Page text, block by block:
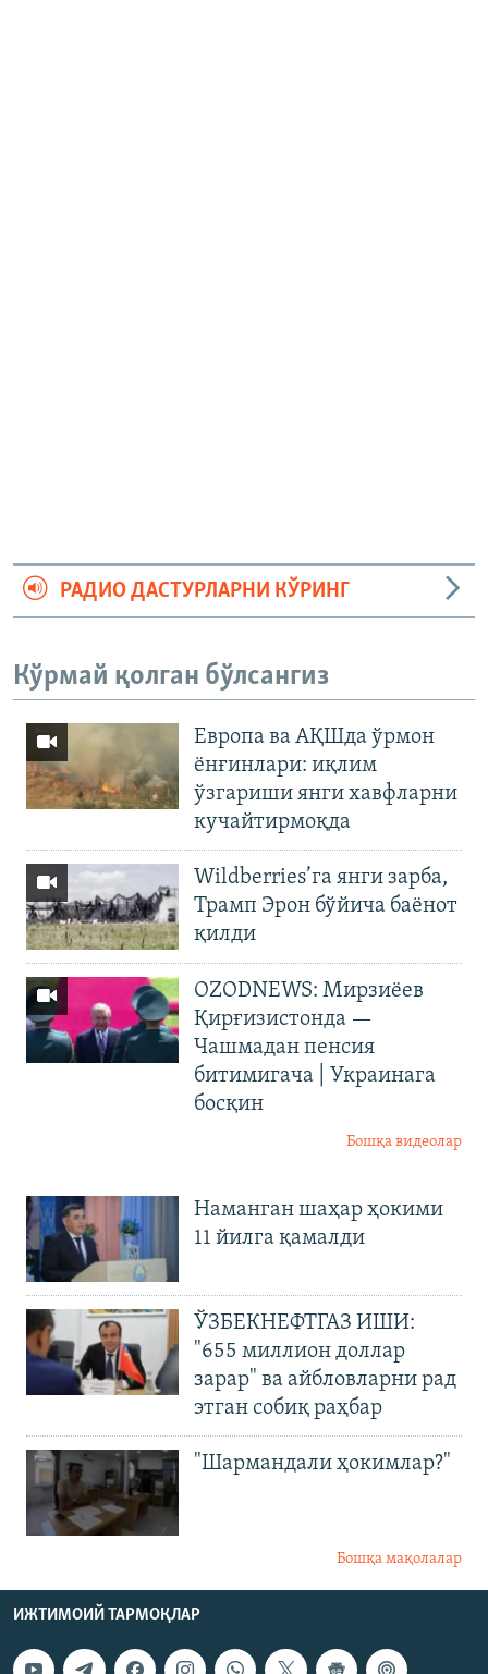
РАДИО ДАСТУРЛАРНИ КЎРИНГ
Кўрмай қолган бўлсангиз
Европа ва АҚШда ўрмон
ёнғинлари: иқлим
ўзгариши янги хавфларни
кучайтирмоқда
Wildberries’га янги зарба,
Трамп Эрон бўйича баёнот
қилди
OZODNEWS: Мирзиёев
Қирғизистонда —
Чашмадан пенсия
битимигача | Украинага
босқин
Бошқа видеолар
Наманган шаҳар ҳокими
11 йилга қамалди
ЎЗБЕКНЕФТГАЗ ИШИ:
"655 миллион доллар
зарар" ва айбловларни рад
этган собиқ раҳбар
"Шармандали ҳокимлар?"
Бошқа мақолалар
ИЖТИМОИЙ ТАРМОҚЛАР